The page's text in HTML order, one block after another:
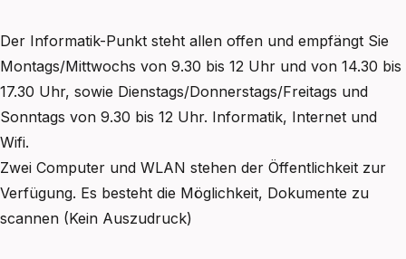
Der Informatik-Punkt steht allen offen und empfängt Sie
Montags/Mittwochs von 9.30 bis 12 Uhr und von 14.30 bis
17.30 Uhr, sowie Dienstags/Donnerstags/Freitags und
Sonntags von 9.30 bis 12 Uhr. Informatik, Internet und
Wifi.
Zwei Computer und WLAN stehen der Öffentlichkeit zur
Verfügung. Es besteht die Möglichkeit, Dokumente zu
scannen (Kein Auszudruck)